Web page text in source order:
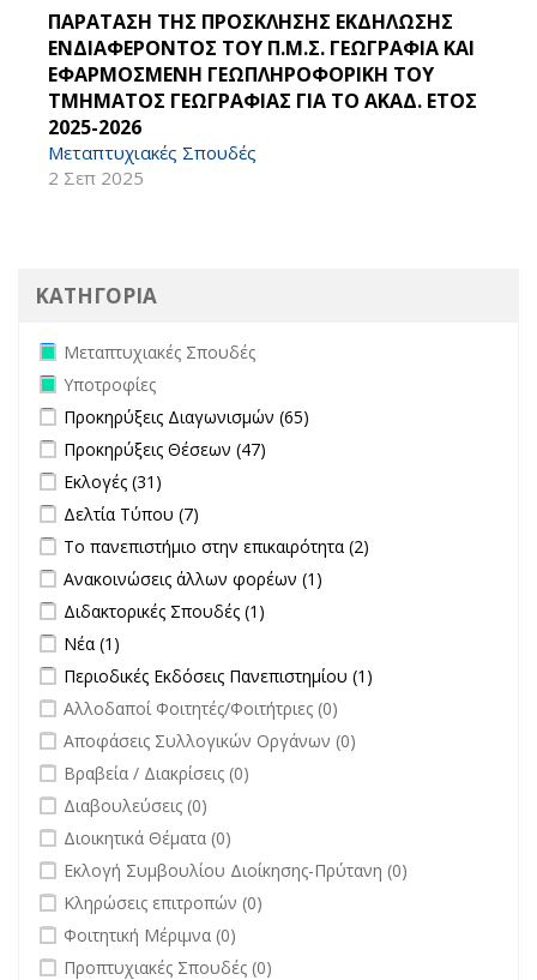
ΠΑΡΑΤΑΣΗ ΤΗΣ ΠΡΟΣΚΛΗΣΗΣ ΕΚΔΗΛΩΣΗΣ
ΕΝΔΙΑΦΕΡΟΝΤΟΣ ΤΟΥ Π.Μ.Σ. ΓΕΩΓΡΑΦΙΑ ΚΑΙ
ΕΦΑΡΜΟΣΜΕΝΗ ΓΕΩΠΛΗΡΟΦΟΡΙΚΗ ΤΟΥ
ΤΜΗΜΑΤΟΣ ΓΕΩΓΡΑΦΙΑΣ ΓΙΑ ΤΟ ΑΚΑΔ. ΕΤΟΣ
2025-2026
Μεταπτυχιακές Σπουδές
2 Σεπ 2025
ΚΑΤΗΓΟΡΙΑ
Remove Μεταπτυχιακές Σπουδές filter
Μεταπτυχιακές Σπουδές
Remove Υποτροφίες filter
Υποτροφίες
Apply Προκηρύξεις Διαγωνισμών filter
Προκηρύξεις Διαγωνισμών (65)
Apply Προκηρύξεις Θέσεων filter
Προκηρύξεις Θέσεων (47)
Apply Εκλογές filter
Εκλογές (31)
Apply Δελτία Τύπου filter
Δελτία Τύπου (7)
Apply Το πανεπιστήμιο στην επικαιρότητα filter
Το πανεπιστήμιο στην επικαιρότητα (2)
Apply Ανακοινώσεις άλλων φορέων filter
Ανακοινώσεις άλλων φορέων (1)
Apply Διδακτορικές Σπουδές filter
Διδακτορικές Σπουδές (1)
Apply Νέα filter
Νέα (1)
Apply Περιοδικές Εκδόσεις Πανεπιστημίου filter
Περιοδικές Εκδόσεις Πανεπιστημίου (1)
undefined
Αλλοδαποί Φοιτητές/Φοιτήτριες (0)
undefined
Αποφάσεις Συλλογικών Οργάνων (0)
undefined
Βραβεία / Διακρίσεις (0)
undefined
Διαβουλεύσεις (0)
undefined
Διοικητικά Θέματα (0)
undefined
Εκλογή Συμβουλίου Διοίκησης-Πρύτανη (0)
undefined
Κληρώσεις επιτροπών (0)
undefined
Φοιτητική Μέριμνα (0)
undefined
Προπτυχιακές Σπουδές (0)